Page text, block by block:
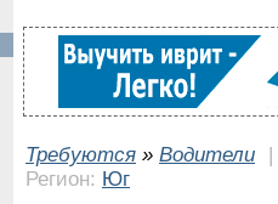
Требуются » Водители
|
Регион: Юг